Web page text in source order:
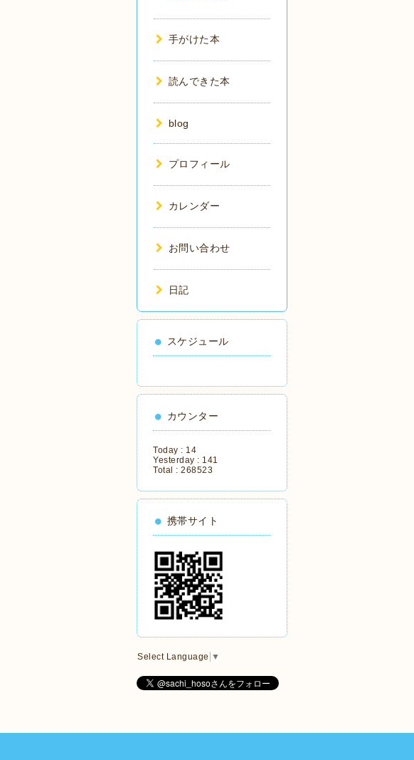
手がけた本
読んできた本
blog
プロフィール
カレンダー
お問い合わせ
日記
スケジュール
カウンター
Today : 14
Yesterday : 141
Total : 268523
携帯サイト
Select Language ▼